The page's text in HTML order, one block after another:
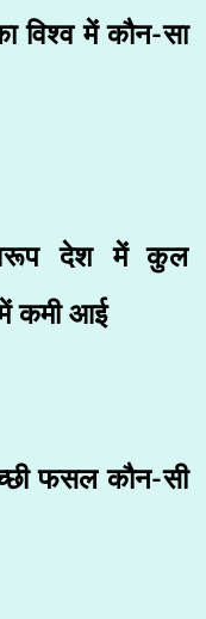
विश्व में कौन-सा
देश में कुल
में कमी आई
फसल कौन-सी